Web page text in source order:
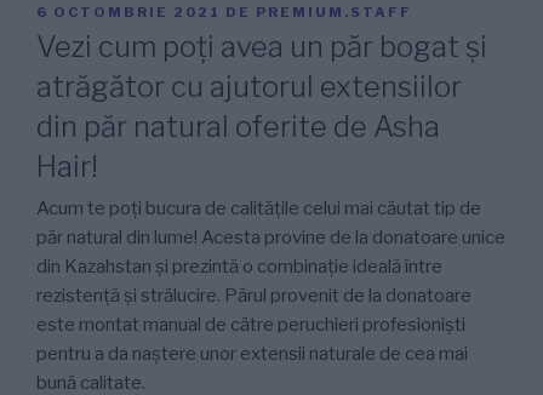
PUBLICAT
PE
6 OCTOMBRIE 2021 DE PREMIUM.STAFF
Vezi cum poți avea un păr bogat și
atrăgător cu ajutorul extensiilor
din păr natural oferite de Asha
Hair!
Acum te poți bucura de calitățile celui mai căutat tip de
păr natural din lume! Acesta provine de la donatoare unice
din Kazahstan și prezintă o combinație ideală între
rezistență și strălucire. Părul provenit de la donatoare
este montat manual de către peruchieri profesioniști
pentru a da naștere unor extensii naturale de cea mai
bună calitate.